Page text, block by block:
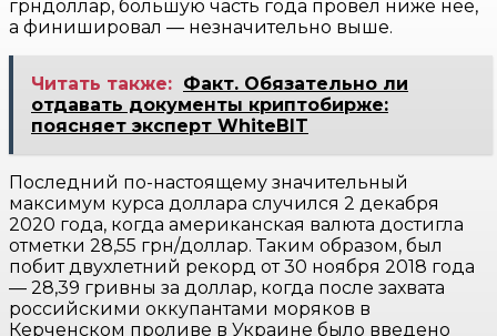
грндоллар, большую часть года провел ниже нее,
а финишировал — незначительно выше.
Читать также: Факт. Обязательно ли
отдавать документы криптобирже:
поясняет эксперт WhiteBIT
Последний по-настоящему значительный
максимум курса доллара случился 2 декабря
2020 года, когда американская валюта достигла
отметки 28,55 грн/доллар. Таким образом, был
побит двухлетний рекорд от 30 ноября 2018 года
— 28,39 гривны за доллар, когда после захвата
российскими оккупантами моряков в
Керченском проливе в Украине было введено